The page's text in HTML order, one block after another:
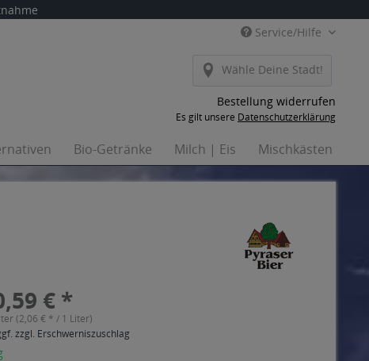
Service/Hilfe
Wähle Deine Stadt!
Bestellung widerrufen
Es gilt unsere Datenschutzerklärung
Bio-Getränke Milch | Eis Mischkästen
€ *
(2,06 € * / 1 Liter)
zzgl. Erschwerniszuschlag